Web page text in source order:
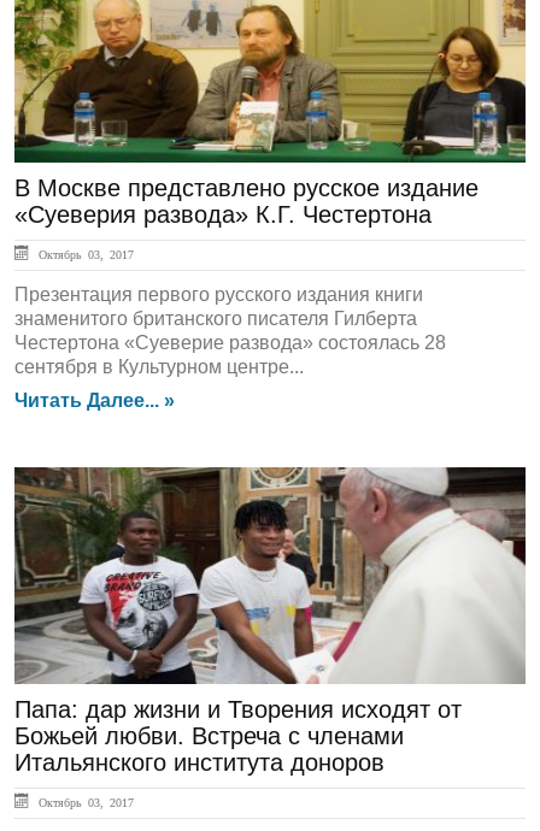
В Москве представлено русское издание
«Суеверия развода» К.Г. Честертона
Октябрь 03, 2017
Презентация первого русского издания книги
знаменитого британского писателя Гилберта
Честертона «Суеверие развода» состоялась 28
сентября в Культурном центре...
Читать Далее... »
ЛЕНТА НОВОСТЕЙ
Папа: дар жизни и Творения исходят от
Божьей любви. Встреча с членами
Итальянского института доноров
Октябрь 03, 2017